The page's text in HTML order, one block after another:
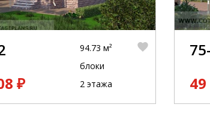
₽
94.73 м²
блоки
2 этажа